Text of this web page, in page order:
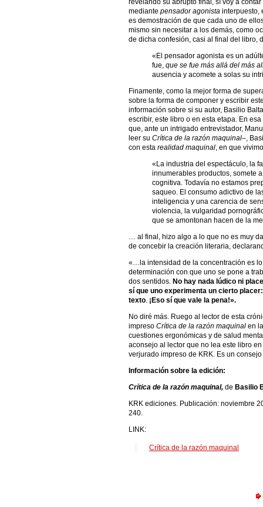
revelando su abrupto final, sí voy a
mediante pensador agonista interpuesto,
es demostración de que cada uno de
mismo sin necesitar a los demás, como
de dicha confesión, casi al final del libro,
«El pensador agonista es un
fue, que se fue más allá del más
ausencia y acomete a solas su
Finamente, como la mejor forma de
sobre la forma de componer y escribir
información sobre si su autor, Basilio
escribir, este libro o en esta etapa. En
que, ante un intrigado entrevistador,
leer su Crítica de la razón maquinal–,
con esta realidad maquinal, en que
«La industria del espectáculo, la
innumerables productos, somete
cognitiva. Todavía no estamos
saqueo. El consumo adictivo de
inteligencia y una carencia de
violencia, la vulgaridad
que se amontonan hacen de la
… al final, hizo algo a lo que no es muy
de concebir la creación literaria,
«…la intensidad de la concentración es
determinación con que uno se pone a
dos sentidos. No hay nada lúdico ni
sí que uno experimenta un cierto
texto. ¡Eso sí que vale la pena!».
No diré más. Ruego al lector de esta
impreso Crítica de la razón maquinal en
cuestiones ergonómicas y de salud
aconsejo al lector que no lea este libro
verjurado impreso de KRK. Es un
Información sobre la edición:
Crítica de la razón maquinal, de Basilio
KRK ediciones. Publicación: noviembre
240.
LINK:
Crítica de la razón maquinal